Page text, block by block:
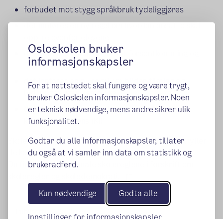
Osloskolen bruker
informasjonskapsler
For at nettstedet skal fungere og være trygt,
bruker Osloskolen informasjonskapsler. Noen
er teknisk nødvendige, mens andre sikrer ulik
funksjonalitet.
Godtar du alle informasjonskapsler, tillater
du også at vi samler inn data om statistikk og
brukeradferd.
Kun nødvendige Godta alle
forbudet mot stygg språkbruk tydeliggjøres
det innføres en ny regel om hvordan ansatte skal
det innføres felles regler for forsentkomming og
fravær i videregående
det innføres en ny regel om bilder, filming og
lydopptak uten samtykke
det innføres en ny regel om plagiat og bruk av
kunstig intelligens (KI)
Skolene kan fortsatt lage egne skoleregler som utfyller
de kommunale skolereglene.
Du finner de kommunale skolereglene i forskrift om